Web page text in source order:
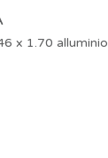
x 1.70 alluminio